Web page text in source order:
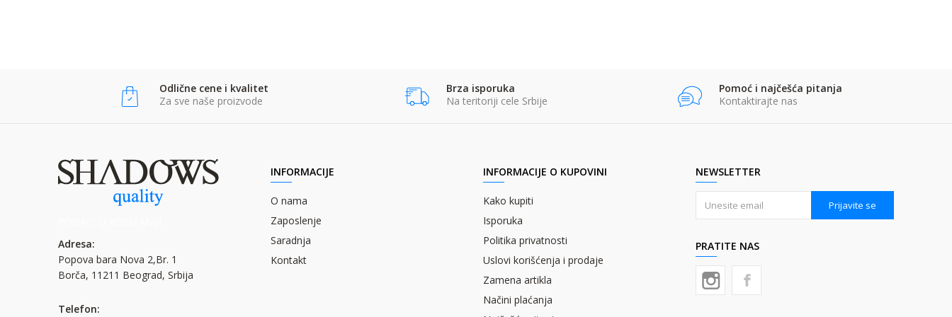
Odlične cene i kvalitet
Za sve naše proizvode
Brza isporuka
Na teritoriji cele Srbije
Pomoć i najčešća pitanja
Kontaktirajte nas
Adresa:
Popova bara Nova 2,Br. 1
Borča, 11211 Beograd, Srbija
Telefon:
INFORMACIJE
O nama
Zaposlenje
Saradnja
Kontakt
INFORMACIJE O KUPOVINI
Kako kupiti
Isporuka
Politika privatnosti
Uslovi korišćenja i prodaje
Zamena artikla
Načini plaćanja
NEWSLETTER
Prijavite se
PRATITE NAS